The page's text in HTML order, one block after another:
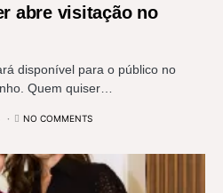
abre visitação no
disponível para o público no
Quem quiser…
NO COMMENTS